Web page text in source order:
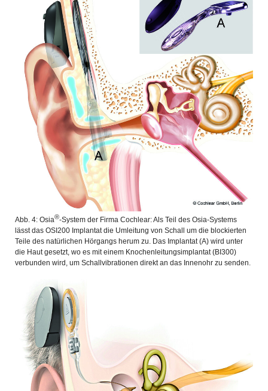
Abb. 4: Osia®-System der Firma Cochlear: Als Teil des Osia-Systems
lässt das OSI200 Implantat die Umleitung von Schall um die blockierten
Teile des natürlichen Hörgangs herum zu. Das Implantat (A) wird unter
die Haut gesetzt, wo es mit einem Knochenleitungsimplantat (BI300)
verbunden wird, um Schallvibrationen direkt an das Innenohr zu senden.